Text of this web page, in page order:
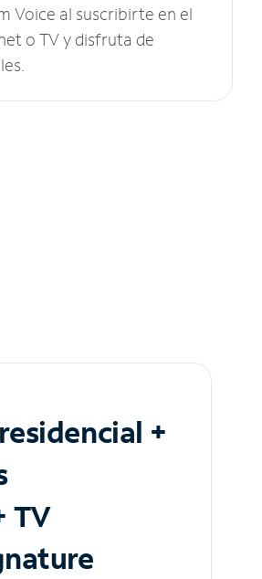
Voice al suscribirte en el
o TV y disfruta de
+
TV